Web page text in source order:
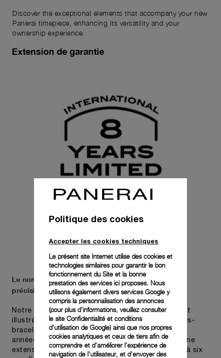
Discover the exceptional elements that accompany your new
Panerai timepiece, enhancing its versatility and your
ownership experience.
Extension de garantie
Le nom Panerai est synonyme de durabilité et de
précision.
Notre engagement pour la qualité est parfaitement
illustré par Pam.Guard, disponible pour les montres-
bracelets achetées au cours des deux dernières
années. Certaines montres peuvent bénéficier d’une
extension de garantie limitée internationale jusqu’à six
Politique des cookies
Accepter les cookies techniques
Le présent site Internet utilise des cookies et
technologies similaires pour garantir le bon
fonctionnement du Site et la bonne
prestation des services ici proposes. Nous
utilisons également divers services Google y
compris la personnalisation des annonces
(pour plus d'informations, veuillez consulter
le site Confidentialité et conditions
d'utilisation de Google) ainsi que nos propres
cookies analytiques et ceux de tiers afin de
comprendre et d'améliorer l'expérience de
navigation de l'utilisateur, et d'envoyer des